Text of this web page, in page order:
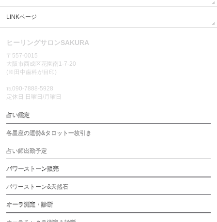
LINKページ
ヒーリングサロンSAKURA
〒557-0015
大阪市西成区花園南1-7-20
(※田中歯科が目印)
℡090-7888-5928
定休日 日曜日/月曜日
占い鑑定
各星座の運勢&タロット一枚引き
占い師出勤予定
パワーストーン販売
パワーストーン&天然石
オーラ測定・診断